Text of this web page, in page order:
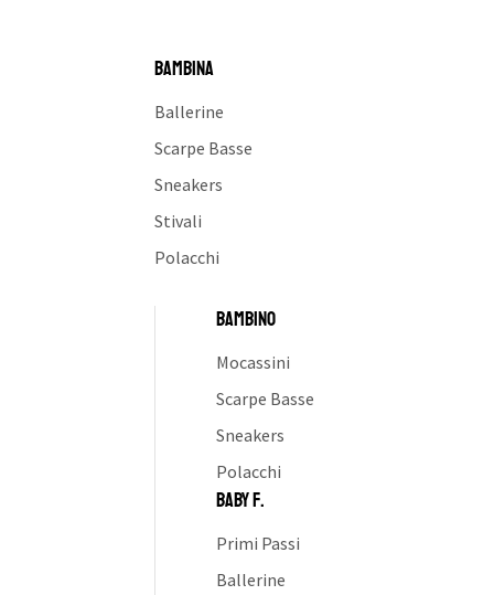
BAMBINA
Ballerine
Scarpe Basse
Sneakers
Stivali
Polacchi
BAMBINO
Mocassini
Scarpe Basse
Sneakers
Polacchi
BABY F.
Primi Passi
Ballerine